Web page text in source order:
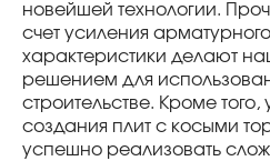
новейшей технологии.
счет усиления
характеристики делают
решением для
строительстве. Кроме
создания плит с косыми
успешно реализовать